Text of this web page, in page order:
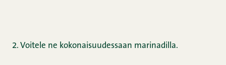
2. Voitele ne kokonaisuudessaan marinadilla.